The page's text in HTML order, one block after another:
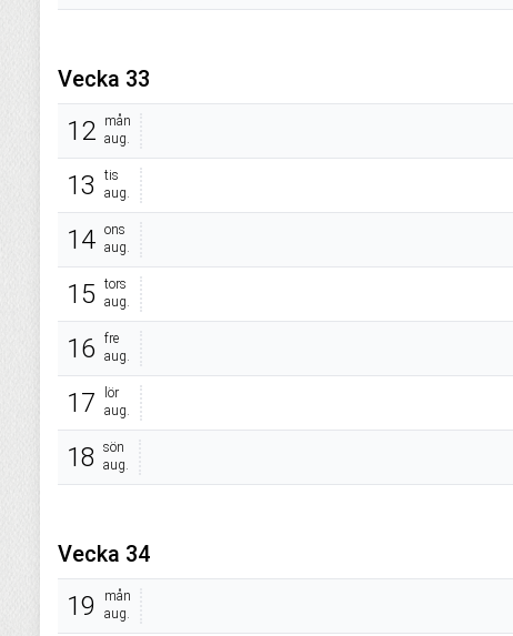
Vecka 33
12
mån
aug.
13
tis
aug.
14 ons
aug.
15
tors
aug.
16
fre
aug.
17
lör
aug.
18
sön
aug.
Vecka 34
19
mån
aug.